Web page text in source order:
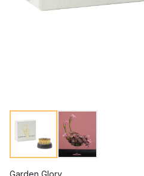
Garden Glory